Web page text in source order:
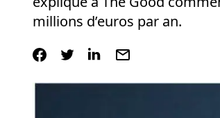
millions d’euros par an.